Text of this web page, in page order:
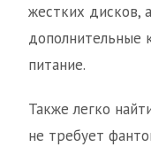
жестких дисков,
дополнительные
питание.
Также легко
не требует